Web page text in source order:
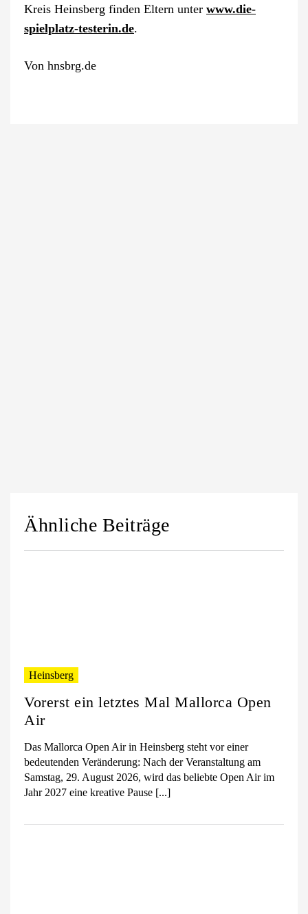
Kreis Heinsberg finden Eltern unter www.die-
spielplatz-testerin.de.
Von hnsbrg.de
Ähnliche Beiträge
Heinsberg
Vorerst ein letztes Mal Mallorca Open
Air
Das Mallorca Open Air in Heinsberg steht vor einer
bedeutenden Veränderung: Nach der Veranstaltung am
Samstag, 29. August 2026, wird das beliebte Open Air im
Jahr 2027 eine kreative Pause [...]